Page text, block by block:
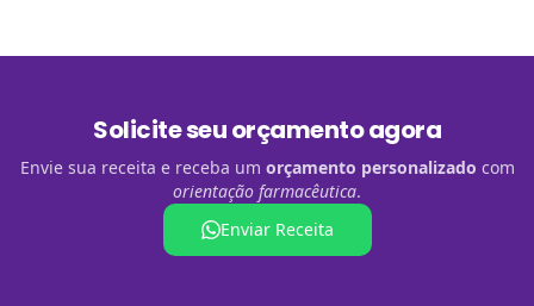
Solicite seu orçamento agora
Envie sua receita e receba um orçamento personalizado com
orientação farmacêutica.
Enviar Receita